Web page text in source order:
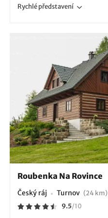
Rychlépředstavení
Roubenka Na Rovince
Český ráj Turnov (24 km)
9.5/10